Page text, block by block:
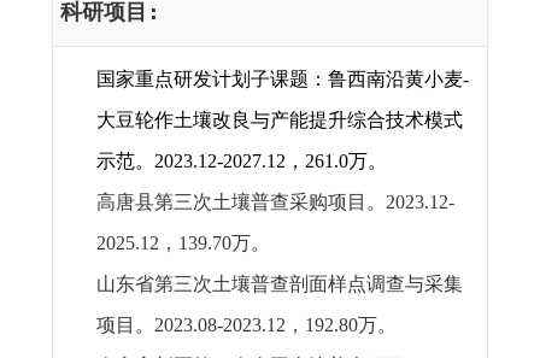
科研项目 :
国家重点研发计划子课题：鲁西南沿黄小麦-
大豆轮作土壤改良与产能提升综合技术模式
示范。 2023.12-2027.12， 261.0万。
高唐县第三次土壤普查采购项目。 2023.12-
2025.12， 139.70万。
山东省第三次土壤普查剖面样点调查与采集
项目。 2023.08-2023.12， 192.80万。